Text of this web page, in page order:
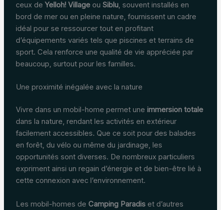
ceux de Yelloh! Villageou Siblu, souvent installés en
bord de mer ou en pleine nature, fournissent un cadre
idéal pour se ressourcer tout en profitant
d’équipements variés tels que piscines et terrains de
sport. Cela renforce une qualité de vie appréciée par
beaucoup, surtout pour les familles.
Une proximité inégalée avec la nature
Vivre dans un mobil-home permet une immersion totale
dans la nature, rendant les activités en extérieur
facilement accessibles. Que ce soit pour des balades
en forêt, du vélo ou même du jardinage, les
opportunités sont diverses. De nombreux particuliers
expriment ainsi un regain d’énergie et de bien-être lié à
cette connexion avec l’environnement.
Les mobil-homes de Camping Paradiset d’autres